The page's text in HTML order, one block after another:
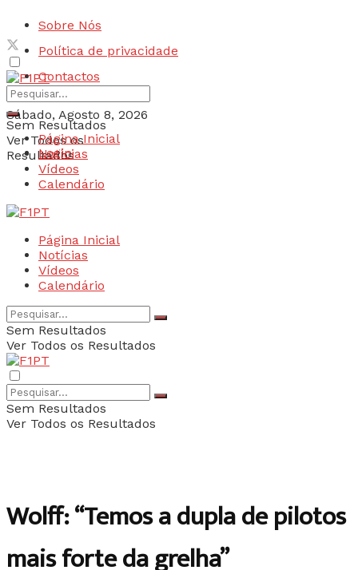
Sobre Nós
Política de privacidade
Contactos
Sábado, Agosto 8, 2026
Login
Sem Resultados
Ver Todos os
Resultados
Página Inicial
Notícias
Vídeos
Calendário
Página Inicial
Notícias
Vídeos
Calendário
Sem Resultados
Ver Todos os Resultados
Sem Resultados
Ver Todos os Resultados
Wolff: “Temos a dupla de pilotos
mais forte da grelha”